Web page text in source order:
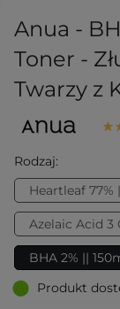
Anua -
Toner -
Twarzy z
Rodzaj:
Heartleaf 77%
Azelaic Acid 3
BHA 2% ||
Produkt